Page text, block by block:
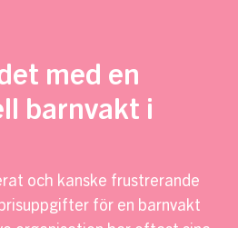
med en
barnvakt i
och kanske frustrerande
för en barnvakt